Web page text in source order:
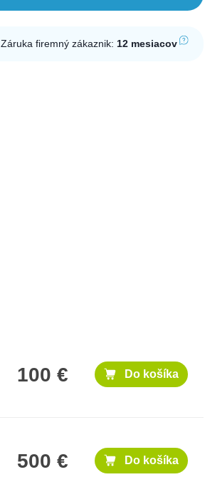
Záruka firemný zákaznik: 12 mesiacov
100 € Do košíka
500 € Do košíka